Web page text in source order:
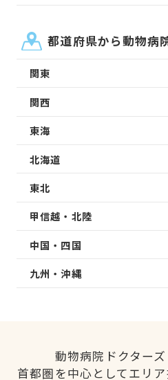
都道府県から動物病
関東
関西
東海
北海道
東北
甲信越・北陸
中国・四国
九州・沖縄
動物病院ドクターズ
首都圏を中心としてエリ